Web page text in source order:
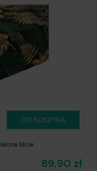
liście
89,90 zł
DO KOSZYKA